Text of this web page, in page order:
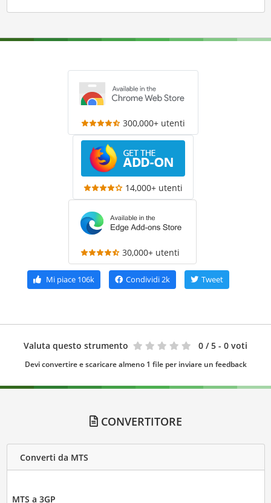
300,000+ utenti
14,000+ utenti
30,000+ utenti
Mi piace 106k Condividi2k Tweet
Valuta questo strumento 0 / 5 - 0 voti
Devi convertire e scaricare almeno 1 file per inviare un feedback
CONVERTITORE
Converti da MTS
MTS a 3GP